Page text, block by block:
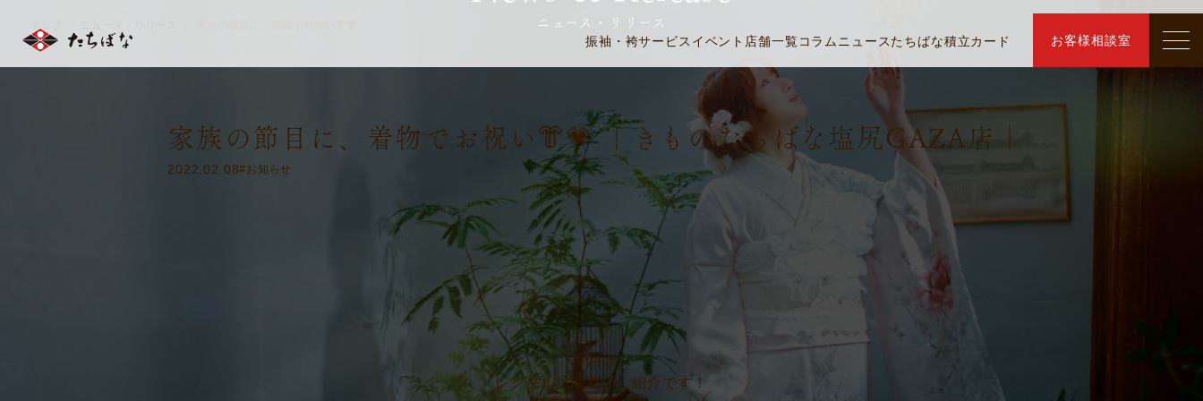
振袖・袴サービス イベント 店舗一覧コラム ニュースたちばな積立カード お客様相談室
ニュース・リリース
家族の節目に、着物でお祝い👘💗 ｜きものたちばな塩尻GAZA店｜
2022.02.08#お知らせ
今回は、
レンタル訪問着のご紹介です！